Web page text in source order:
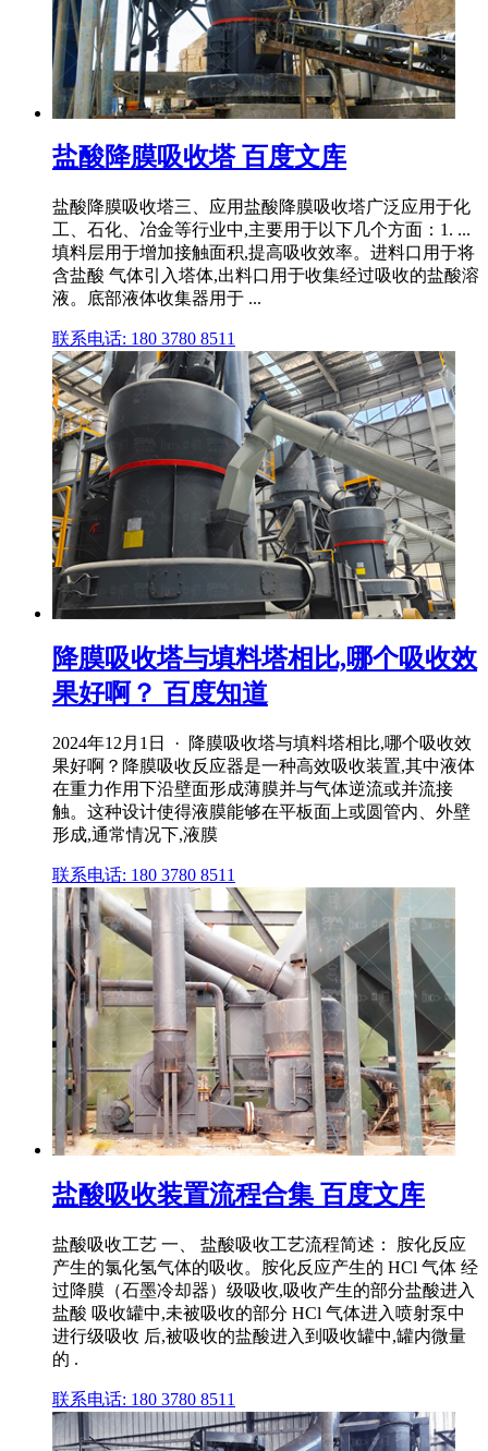
盐酸降膜吸收塔 百度文库
盐酸降膜吸收塔三、应用盐酸降膜吸收塔广泛应用于化
工、石化、冶金等行业中,主要用于以下几个方面：1. ...
填料层用于增加接触面积,提高吸收效率。进料口用于将
含盐酸 气体引入塔体,出料口用于收集经过吸收的盐酸溶
液。底部液体收集器用于 ...
联系电话: 180 3780 8511
降膜吸收塔与填料塔相比,哪个吸收效
果好啊？ 百度知道
2024年12月1日 · 降膜吸收塔与填料塔相比,哪个吸收效
果好啊？降膜吸收反应器是一种高效吸收装置,其中液体
在重力作用下沿壁面形成薄膜并与气体逆流或并流接
触。这种设计使得液膜能够在平板面上或圆管内、外壁
形成,通常情况下,液膜
联系电话: 180 3780 8511
盐酸吸收装置流程合集 百度文库
盐酸吸收工艺 一、 盐酸吸收工艺流程简述： 胺化反应
产生的氯化氢气体的吸收。胺化反应产生的 HCl 气体 经
过降膜（石墨冷却器）级吸收,吸收产生的部分盐酸进入
盐酸 吸收罐中,未被吸收的部分 HCl 气体进入喷射泵中
进行级吸收 后,被吸收的盐酸进入到吸收罐中,罐内微量
的 .
联系电话: 180 3780 8511